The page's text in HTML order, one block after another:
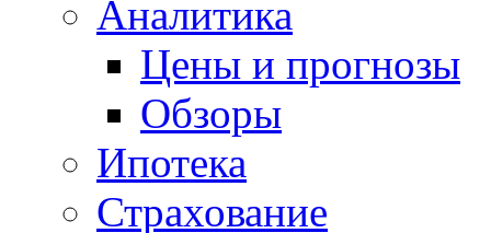
Аналитика
Цены и прогнозы
Обзоры
Ипотека
Страхование